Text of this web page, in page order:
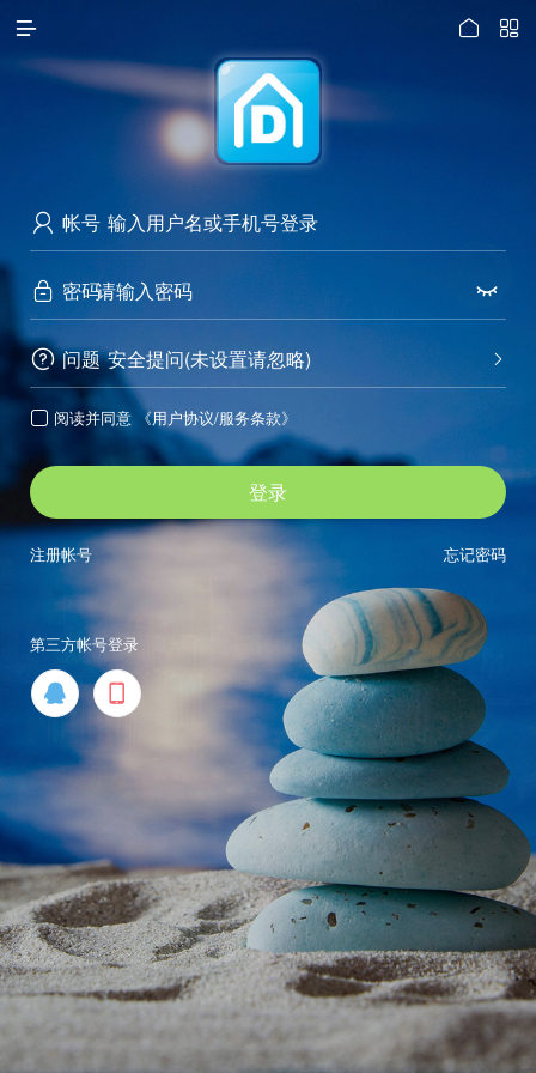
访问电脑版
 

 帐号
 密码 
 问题 
安全提问(未设置请忽略)
 阅读并同意 《用户协议/服务条款》
登录
忘记密码
注册帐号
第三方帐号登录
 